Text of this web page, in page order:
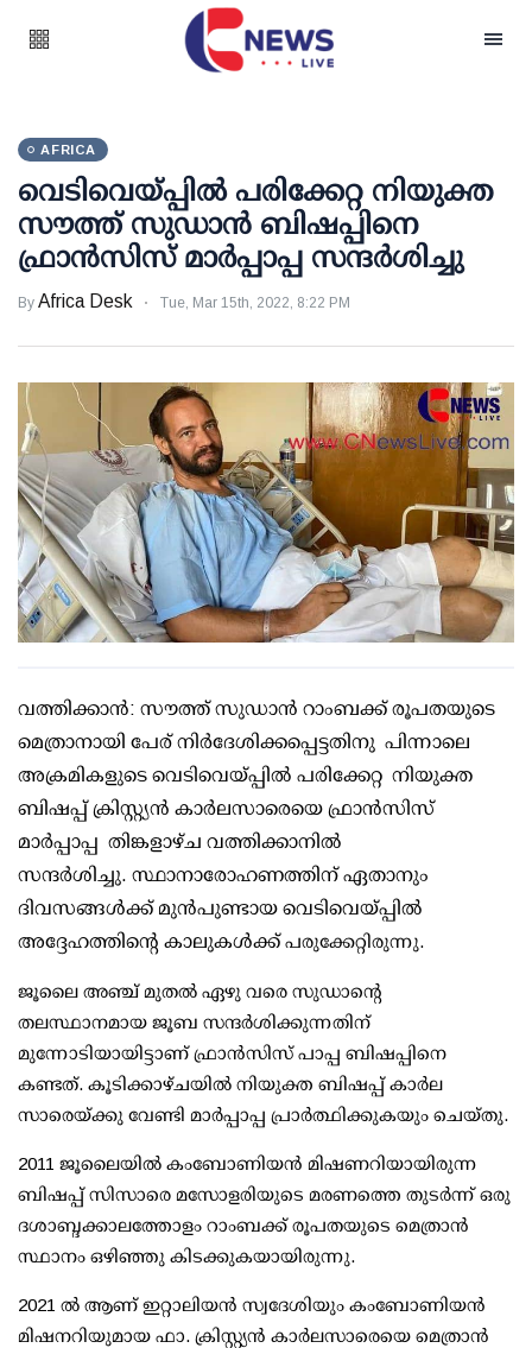
AFRICA
വെടിവെയ്പ്പിൽ പരിക്കേറ്റ നിയുക്ത
സൗത്ത് സുഡാൻ ബിഷപ്പിനെ
ഫ്രാൻസിസ് മാർപ്പാപ്പ സന്ദർശിച്ചു
By Africa Desk Tue, Mar 15th, 2022, 8:22 PM
വത്തിക്കാൻ: സൗത്ത് സുഡാൻ റാംബക്ക് രൂപതയുടെ
മെത്രാനായി പേര് നിർദേശിക്കപ്പെട്ടതിനു പിന്നാലെ
അക്രമികളുടെ വെടിവെയ്പ്പിൽ പരിക്കേറ്റ നിയുക്ത
ബിഷപ്പ് ക്രിസ്റ്റ്യൻ കാർലസാരെയെ ഫ്രാൻസിസ്
മാർപ്പാപ്പ തിങ്കളാഴ്ച വത്തിക്കാനിൽ
സന്ദർശിച്ചു. സ്ഥാനാരോഹണത്തിന് ഏതാനും
ദിവസങ്ങൾക്ക് മുൻപുണ്ടായ വെടിവെയ്പ്പിൽ
അദ്ദേഹത്തിൻ്റെ കാലുകൾക്ക്പരുക്കേറ്റിരുന്നു.
ജൂലൈ അഞ്ച് മുതൽ ഏഴു വരെ സുഡാൻ്റെ
തലസ്ഥാനമായ ജൂബ സന്ദർശിക്കുന്നതിന്
മുന്നോടിയായിട്ടാണ് ഫ്രാൻസിസ് പാപ്പ ബിഷപ്പിനെ
കണ്ടത്. കൂടിക്കാഴ്ചയിൽ നിയുക്ത ബിഷപ്പ് കാർല
സാരെയ്ക്കു വേണ്ടി മാർപ്പാപ്പ പ്രാർത്ഥിക്കുകയും ചെയ്തു.
2011 ജൂലൈയിൽ കംബോണിയൻ മിഷണറിയായിരുന്ന
ബിഷപ്പ് സിസാരെ മസോളരിയുടെ മരണത്തെ തുടർന്ന് ഒരു
ദശാബ്ദക്കാലത്തോളം റാംബക്ക് രൂപതയുടെ മെത്രാൻ
സ്ഥാനം ഒഴിഞ്ഞു കിടക്കുകയായിരുന്നു.
2021 ൽ ആണ് ഇറ്റാലിയൻ സ്വദേശിയും കംബോണിയൻ
മിഷനറിയുമായ ഫാ. ക്രിസ്റ്റ്യൻ കാർലസാരെയെ മെത്രാൻ